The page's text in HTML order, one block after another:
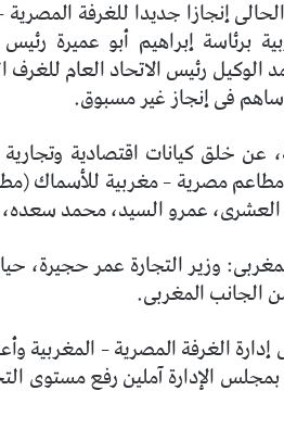
إنجازا جديدا للغرفة
برئاسة إبراهيم أبو عميرة
الوكيل رئيس الاتحاد العام
فى إنجاز غير مسبوق.
عن خلق كيانات اقتصادية
مصرية – مغربية للأسماك
عمرو السيد، محمد
وزير التجارة عمر حجيرة،
الجانب المغربى.
الغرفة المصرية – المغربية